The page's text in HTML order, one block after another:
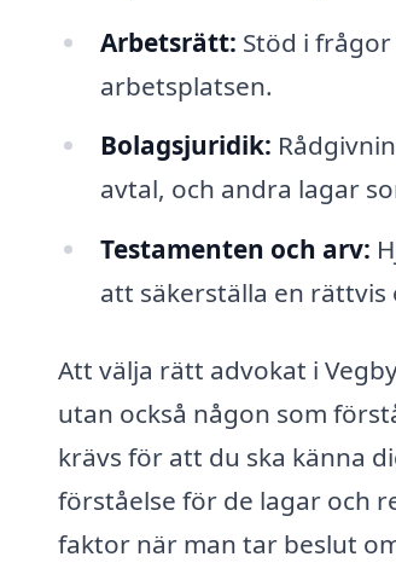
Arbetsrätt: Stöd i
arbetsplatsen.
Bolagsjuridik:
avtal, och andra lagar
Testamenten och arv:
att säkerställa en
Att välja rätt advokat i
utan också någon som
krävs för att du ska känna
förståelse för de lagar och
faktor när man tar beslut